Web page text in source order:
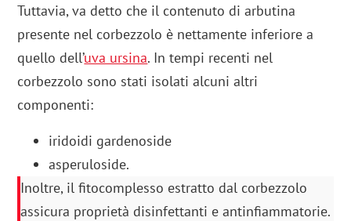
Tuttavia, va detto che il contenuto di arbutina
presente nel corbezzolo è nettamente inferiore a
quello dell’uva ursina. In tempi recenti nel
corbezzolo sono stati isolati alcuni altri
componenti:
iridoidi gardenoside
asperuloside.
Inoltre, il fitocomplesso estratto dal corbezzolo
assicura proprietà disinfettanti e antinfiammatorie.